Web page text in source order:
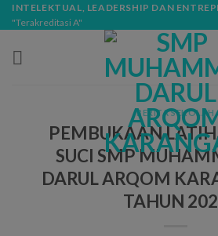
Skip
to
content
INTELEKTUAL, LEADERSHIP DAN
"Terakreditasi A"
BERITA SEKOLAH
PEMBUKAAN
SUCI SMP
DARUL ARQOM
TAHUN
modal-check